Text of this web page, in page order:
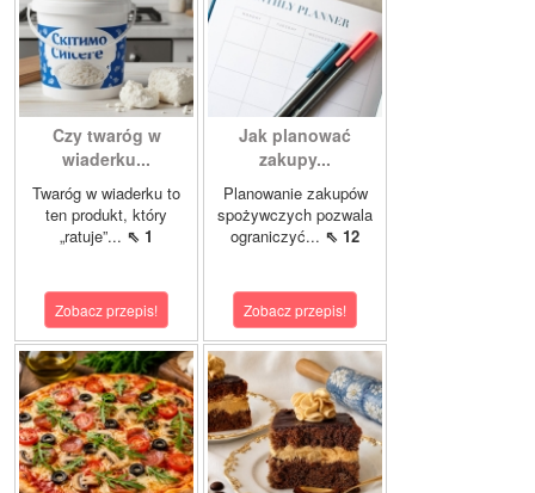
Czy twaróg w
wiaderku...
Twaróg w wiaderku to
ten produkt, który
„ratuje”... ⇖ 1
Zobacz przepis!
Jak planować
zakupy...
Planowanie zakupów
spożywczych pozwala
ograniczyć... ⇖ 12
Zobacz przepis!